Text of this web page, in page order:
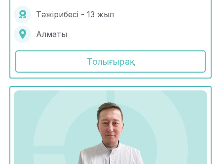
Тәжірибесі - 13 жыл
Алматы
Толығырақ